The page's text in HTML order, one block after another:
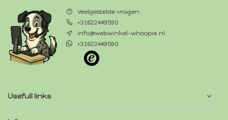
Veelgestelde vragen
+31622449590
info@webwinkel-whoopie.nl
+31622449590
Usefull links